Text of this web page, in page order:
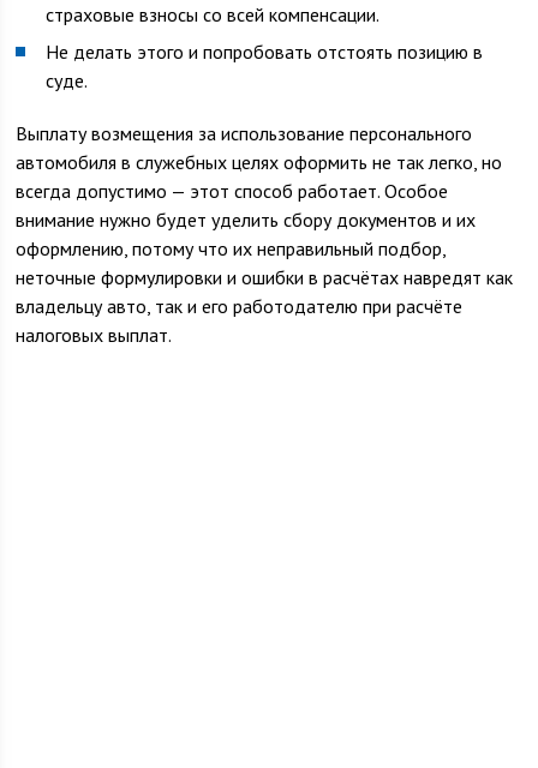
страховые взносы со всей компенсации.
Не делать этого и попробовать отстоять позицию в
суде.
Выплату возмещения за использование персонального
автомобиля в служебных целях оформить не так легко, но
всегда допустимо — этот способ работает. Особое
внимание нужно будет уделить сбору документов и их
оформлению, потому что их неправильный подбор,
неточные формулировки и ошибки в расчётах навредят как
владельцу авто, так и его работодателю при расчёте
налоговых выплат.